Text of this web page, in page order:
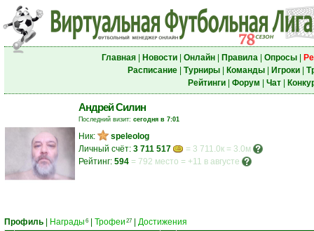
Главная| Новости| Онлайн| Правила| Опросы|
Расписание| Турниры| Команды| Игроки|
Рейтинги| Форум Чат|
Андрей Силин
Последний визит: сегодня в 7:01
Ник:
speleolog
Личный счёт: 3 711 517
= 3 711.0к = 3.0м
Рейтинг: 594 = 792 место = +11 в августе
Профиль Награды 6 Трофеи 27
Достижения